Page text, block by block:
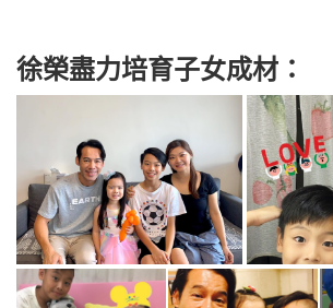
徐榮盡力培育子女成材：